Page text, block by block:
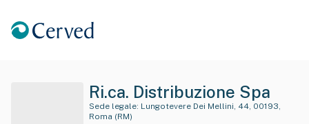
Ri.ca. Distribuzione Spa
Sede legale:
Roma (RM)